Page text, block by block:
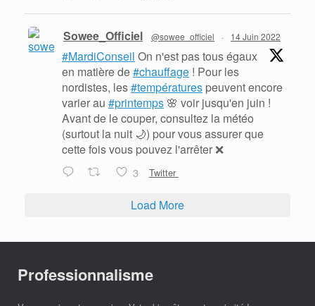
Sowee_Officiel @sowee_officiel · 14 Juin 2022
#MardiConseil On n'est pas tous égaux
en matière de#chauffage ! Pour les
nordistes, les#températures peuvent encore
varier au #printemps 🌸 voir jusqu'en juin !
Avant de le couper, consultez la météo
(surtout la nuit 🌙) pour vous assurer que
cette fois vous pouvez l'arrêter ❌
3 Twitter
Load More
Professionnalisme